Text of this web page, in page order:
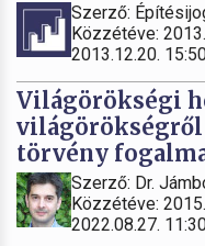
Szerző:
Közzétéve:
2013.12.20.
Világörökségi
világörökségről
törvény
Szerző: Dr.
Közzétéve:
2022.08.27.